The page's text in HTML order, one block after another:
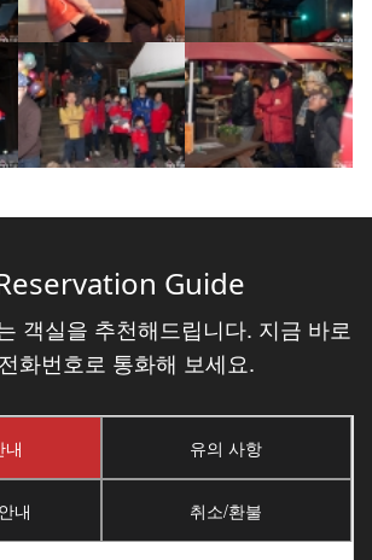
Guide
객실을 추천해드립니다. 지금 바로
화번호로 통화해 보세요.
내 유의 사항
내 취소/환불